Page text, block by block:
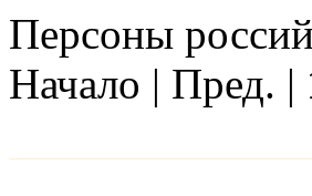
Персоны
Начало | Пред. |